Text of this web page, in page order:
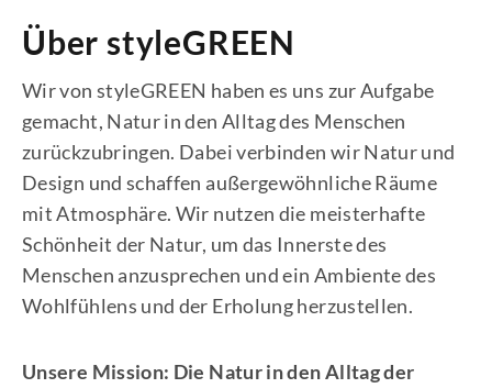
Über styleGREEN
Wir von styleGREEN haben es uns zur Aufgabe
gemacht, Natur in den Alltag des Menschen
zurückzubringen. Dabei verbinden wir Natur und
Design und schaffen außergewöhnliche Räume
mit Atmosphäre. Wir nutzen die meisterhafte
Schönheit der Natur, um das Innerste des
Menschen anzusprechen und ein Ambiente des
Wohlfühlens und der Erholung herzustellen.
Unsere Mission: Die Natur in den Alltag der